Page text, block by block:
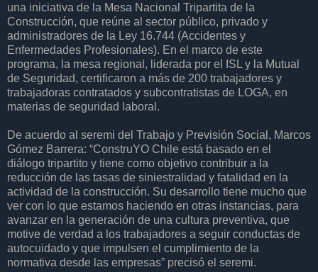
una iniciativa de la Mesa Nacional Tripartita de la
Construcción, que reúne al sector público, privado y
administradores de la Ley 16.744 (Accidentes y
Enfermedades Profesionales). En el marco de este
programa, la mesa regional, liderada por el ISL y la Mutual
de Seguridad, certificaron a más de 200 trabajadores y
trabajadoras contratados y subcontratistas de LOGA, en
materias de seguridad laboral.
De acuerdo al seremi del Trabajo y Previsión Social, Marcos
Gómez Barrera: “ConstruYO Chile está basado en el
diálogo tripartito y tiene como objetivo contribuir a la
reducción de las tasas de siniestralidad y fatalidad en la
actividad de la construcción. Su desarrollo tiene mucho que
ver con lo que estamos haciendo en otras instancias, para
avanzar en la generación de una cultura preventiva, que
motive de verdad a los trabajadores a seguir conductas de
autocuidado y que impulsen el cumplimiento de la
normativa desde las empresas” precisó el seremi.